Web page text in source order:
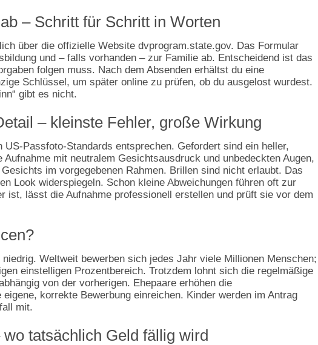
– Schritt für Schritt in Worten
über die offizielle Website dvprogram.state.gov. Das Formular
und – falls vorhanden – zur Familie ab. Entscheidend ist das
folgen muss. Nach dem Absenden erhältst du eine
Schlüssel, um später online zu prüfen, ob du ausgelost wurdest.
gibt es nicht.
– kleinste Fehler, große Wirkung
entsprechen. Gefordert sind ein heller,
mit neutralem Gesichtsausdruck und unbedeckten Augen,
im vorgegebenen Rahmen. Brillen sind nicht erlaubt. Das
Look widerspiegeln. Schon kleine Abweichungen führen oft zur
ist, lässt die Aufnahme professionell erstellen und prüft sie vor dem
Weltweit bewerben sich jedes Jahr viele Millionen Menschen;
einstelligen Prozentbereich. Trotzdem lohnt sich die regelmäßige
von der vorherigen. Ehepaare erhöhen die
korrekte Bewerbung einreichen. Kinder werden im Antrag
mit.
tatsächlich Geld fällig wird